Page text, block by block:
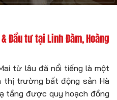
Đầu tư tại Linh Đàm, Hoàng
từ lâu đã nổi tiếng là một
thị trường bất động sản Hà
tầng được quy hoạch đồng